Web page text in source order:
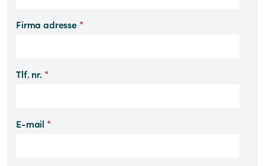
Firma adresse *
Tlf. nr. *
E-mail *